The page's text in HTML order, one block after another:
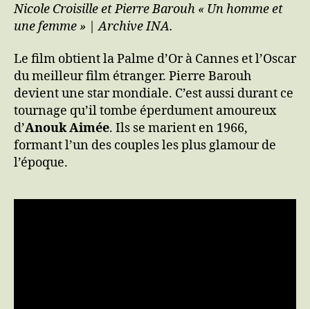
Nicole Croisille et Pierre Barouh « Un homme et
une femme » | Archive INA.
Le film obtient la Palme d’Or à Cannes et l’Oscar
du meilleur film étranger. Pierre Barouh
devient une star mondiale. C’est aussi durant ce
tournage qu’il tombe éperdument amoureux
d’Anouk Aimée. Ils se marient en 1966,
formant l’un des couples les plus glamour de
l’époque.